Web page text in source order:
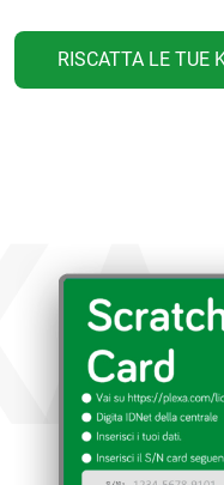
RISCATTA LE TUE